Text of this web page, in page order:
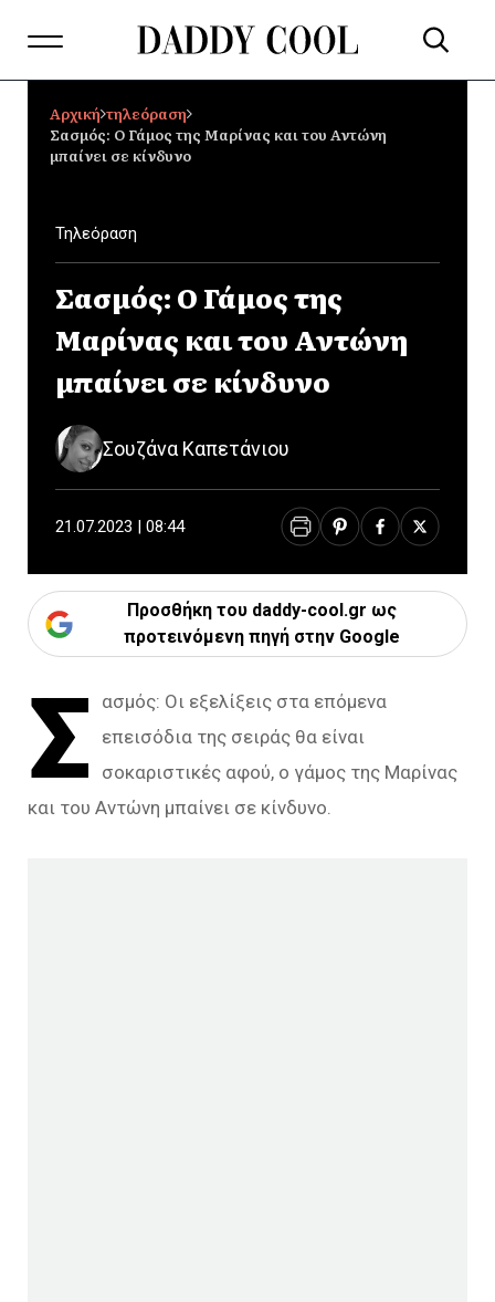
Αρχική τηλεόραση
Σασμός: Ο Γάμος της Μαρίνας και του Αντώνη
μπαίνει σε κίνδυνο
Τηλεόραση
Σασμός: Ο Γάμος της
Μαρίνας και του Αντώνη
μπαίνει σε κίνδυνο
Σουζάνα Καπετάνιου
21.07.2023 | 08:44
Προσθήκη του daddy-cool.gr ως
προτεινόμενη πηγή στην Google
Σ
ασμός: Οι εξελίξεις στα επόμενα
επεισόδια της σειράς θα είναι
σοκαριστικές αφού, ο γάμος της Μαρίνας
και του Αντώνη μπαίνει σε κίνδυνο.